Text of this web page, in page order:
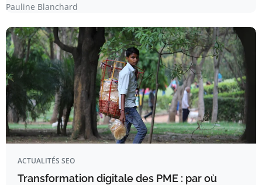
Pauline Blanchard
ACTUALITÉS SEO
Transformation digitale des PME : par où